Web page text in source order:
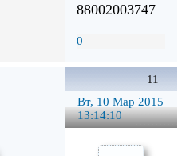
88002003747
0
11
Вт, 10 Мар 2015
13:14:10